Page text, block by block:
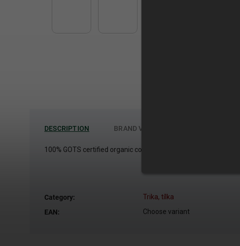
DESCRIPTION BRAND VISSLA
100% GOTS certified organic cotton with BlueSign certified dyes.
Category:
Trika, tílka
EAN: Choose variant